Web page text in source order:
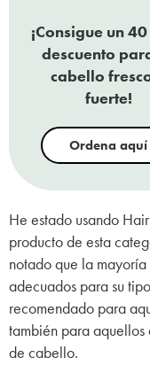
¡Consigue un
descuento
cabello
fuerte!
Ordena aquí
He estado usando
producto de esta
notado que la
adecuados para su
recomendado para
también para
de cabello.